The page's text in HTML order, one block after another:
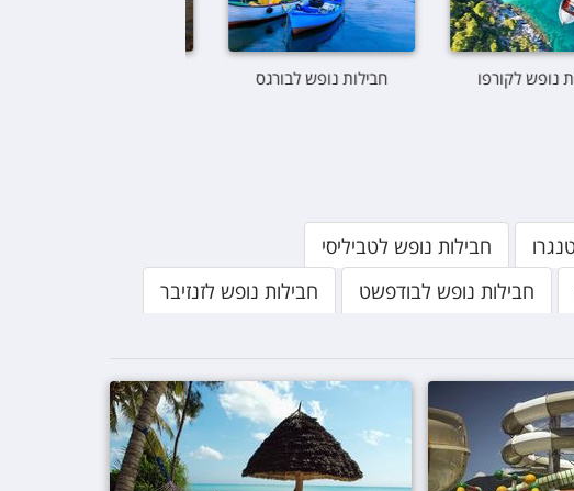
חבילות נופש לבורגס נופש לקורפו
חבילות נופש לטביליסי
חבילות נופש לבודפשט
חבילות נופש לזנזיבר